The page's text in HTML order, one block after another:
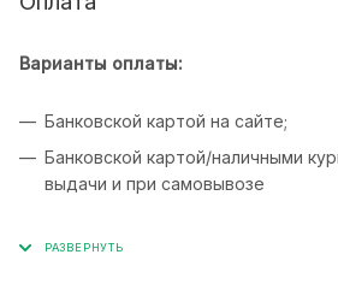
Варианты оплаты:
Банковской картой на сайте;
Банковской картой/наличными
выдачи и при самовывозе